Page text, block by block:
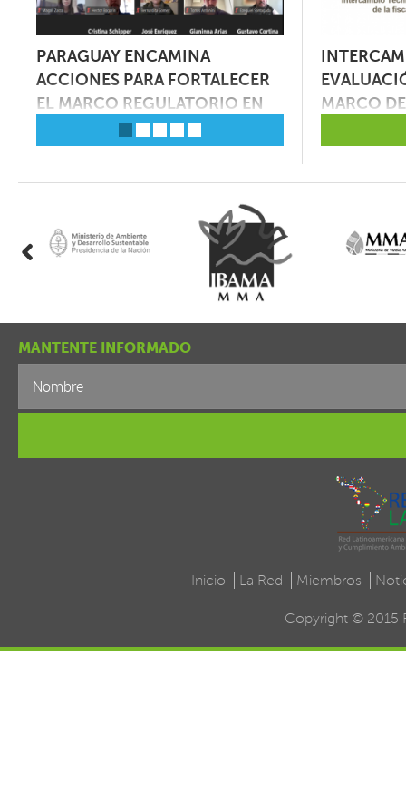
PARAGUAY ENCAMINA
ACCIONES PARA FORTALECER
EL MARCO REGULATORIO EN
GESTIÓN DE RESIDUOS Y
QUÍMICOS
Paraguay, 29 de agosto de 2024.- Se
realizaron webinarios de socialización
y presentación de las propuestas de
normativas relacionadas a
la Responsabilidad Extendida del
Productor y la gestión de Plásticos de
JORNADA DE
INTEGRACIÓN
CLIMÁTICO
Paraguay, 07 de
para integrar
costumbres
planificación y
FORTALECIENDO LA GESTIÓN
AMBIENTAL EN EL CHACO
PARAGUAYO
MARCO
aquí
i
MANTENTE INFORMADO
Inicio La Red Miembros
Copyright © 2015